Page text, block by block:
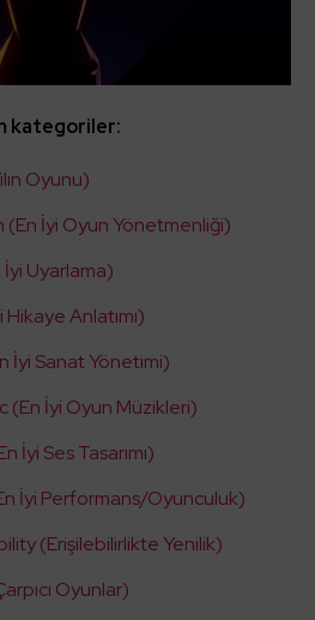
kategoriler:
Oyunu)
İyi Oyun Yönetmenliği)
Uyarlama)
Anlatımı)
İyi Sanat Yönetimi)
(En İyi Oyun Müzikleri)
İyi Ses Tasarımı)
İyi Performans/Oyunculuk)
(Erişilebilirlikte Yenilik)
Oyunlar)